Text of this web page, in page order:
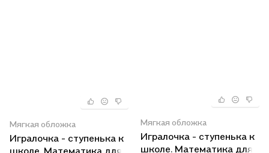
Мягкая обложка
Игралочка - ступенька к
школе. Математика для
Мягкая обложка
Игралочка - ступенька к
школе. Математика для